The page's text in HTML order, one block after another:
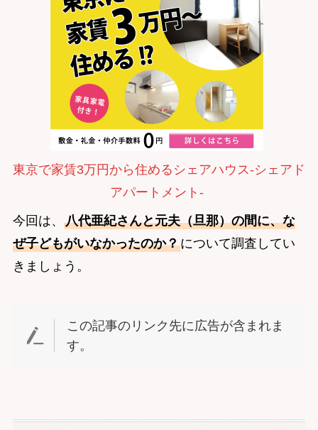
東京で家賃3万円から住めるシェアハウス-シェアド
アパートメント-
今回は、 八代亜紀さんと元夫（旦那）の間に、な
ぜ子どもがいなかったのか？について調査してい
きましょう。
この記事のリンク先に広告が含まれま
す。